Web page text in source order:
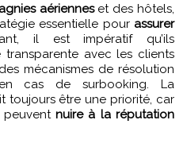
aérienneset des hôtels,
essentielle pour assurer
il est impératif qu’ils
transparente avec les clients
mécanismes de résolution
cas de surbooking. La
toujours être une priorité, car
peuventnuire à la réputation